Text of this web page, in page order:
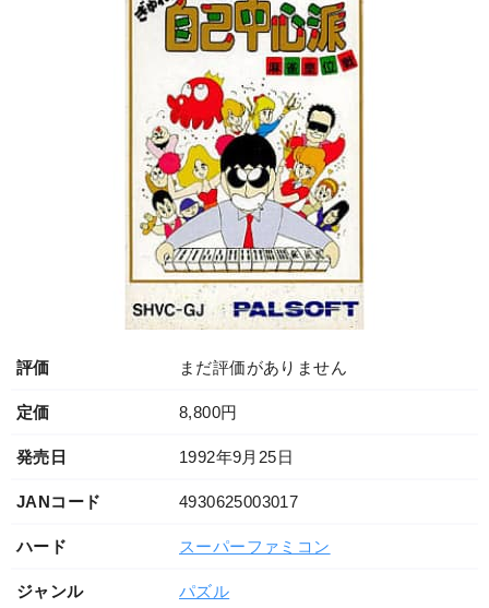
評価 まだ評価がありません
定価 8,800円
発売日 1992年9月25日
JANコード 4930625003017
ハード スーパーファミコン
ジャンル パズル